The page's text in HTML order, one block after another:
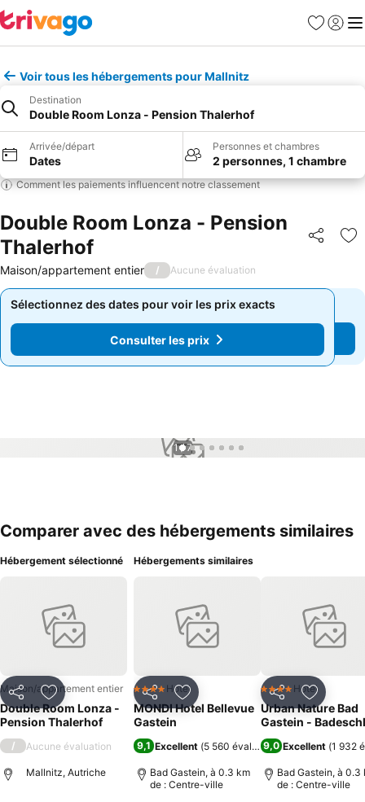
Favoris
Se
Voir tous les hébergements pour Mallnitz
Destination
Double Room Lonza - Pension Thalerhof
Arrivée/départ
Dates
Personnes et chambres
2 personnes, 1 chambre
Comment les paiements influencent notre classement
Double Room Lonza - Pension
Thalerhof
Partager
Maison/appartement entier / Aucune évaluation
Sélectionnez des dates pour voir les prix exacts
Consulter les prix
Sélectionnez des dates pour voir les prix exacts
Consulter les prix
1 / 7
Comparer avec des hébergements similaires
Hébergement sélectionné
PartagerAjouter à mes favoris
Maison/appartement entier
Double Room Lonza -
Pension Thalerhof
/ Aucune évaluation
Mallnitz, Autriche
Hébergements similaires
PartagerAjouter à mes favoris
4 ÉtoilesHotel
MONDI Hotel Bellevue
Gastein
9,1 Excellent (5 560 évaluations)
Bad Gastein, à 0.3 km
de : Centre-ville
PartagerAjouter
4 ÉtoilesHotel
Urban Nature Bad
Gastein -
9,0 Excellent (1 932
Bad Gastein, à 0.3
de : Centre-ville